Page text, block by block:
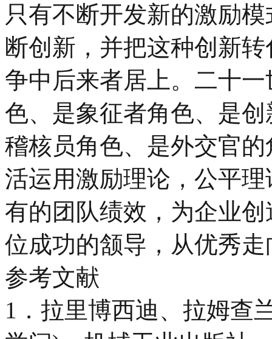
只有不断开发新的激励
断创新，并把这种创新
争中后来者居上。二十
色、是象征者角色、是
稽核员角色、是外交官
活运用激励理论，公平
有的团队绩效，为企业
位成功的颔导，从优秀
参考文献
1．拉里博西迪、拉姆查